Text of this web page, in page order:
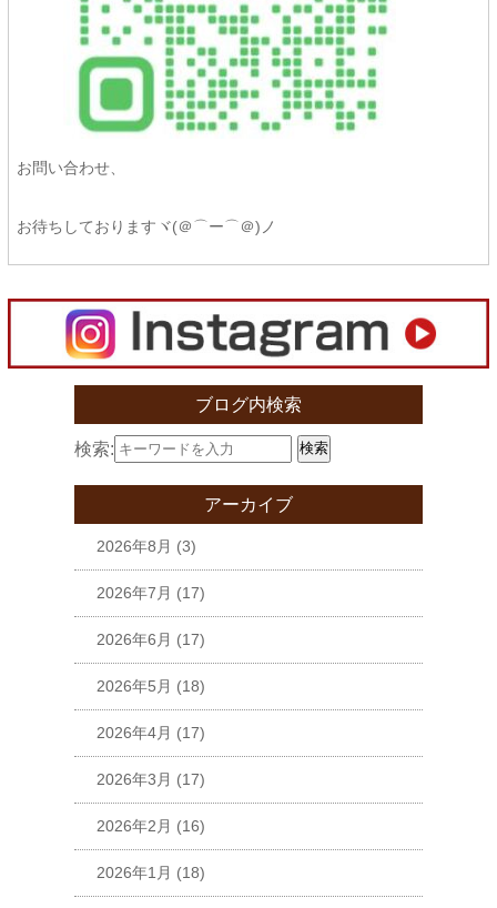
お問い合わせ、
お待ちしておりますヾ(＠⌒ー⌒＠)ノ
ブログ内検索
検索: 検索
アーカイブ
2026年8月 (3)
2026年7月 (17)
2026年6月 (17)
2026年5月 (18)
2026年4月 (17)
2026年3月 (17)
2026年2月 (16)
2026年1月 (18)